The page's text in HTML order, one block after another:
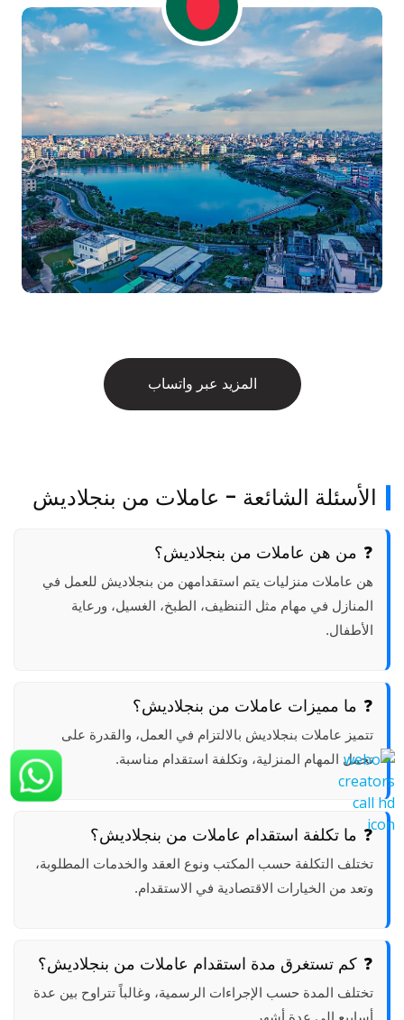
المزيد عبر واتساب
الأسئلة الشائعة - عاملات من بنجلاديش
من هن عاملات من بنجلاديش؟
هن عاملات منزليات يتم استقدامهن من بنجلاديش للعمل في
المنازل في مهام مثل التنظيف، الطبخ، الغسيل، ورعاية
الأطفال.
ما مميزات عاملات من بنجلاديش؟
تتميز عاملات بنجلاديش بالالتزام في العمل، والقدرة على
تحمل المهام المنزلية، وتكلفة استقدام مناسبة.
ما تكلفة استقدام عاملات من بنجلاديش؟
تختلف التكلفة حسب المكتب ونوع العقد والخدمات المطلوبة،
وتعد من الخيارات الاقتصادية في الاستقدام.
كم تستغرق مدة استقدام عاملات من بنجلاديش؟
تختلف المدة حسب الإجراءات الرسمية، وغالباً تتراوح بين عدة
أسابيع إلى عدة أشهر.